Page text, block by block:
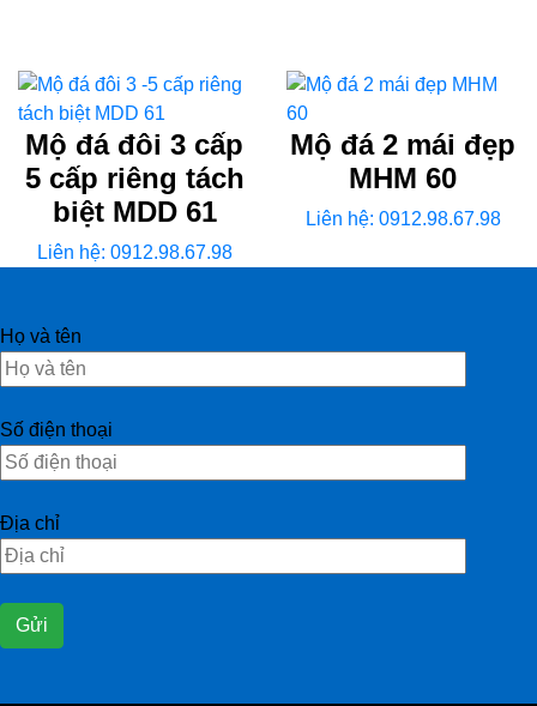
Mộ đá đôi 3 cấp
5 cấp riêng tách
biệt MDD 61
Liên hệ: 0912.98.67.98
Mộ đá 2 mái đẹp
MHM 60
Liên hệ: 0912.98.67.98
Họ và tên
Số điện thoại
Địa chỉ